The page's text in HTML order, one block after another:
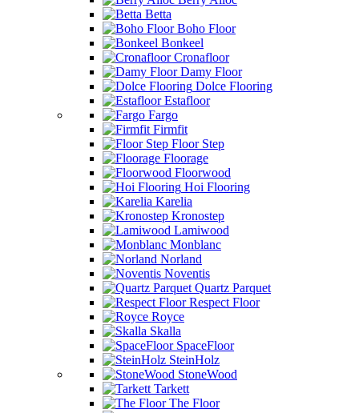
Betta
Boho Floor
Bonkeel
Cronafloor
Damy Floor
Dolce Flooring
Estafloor
Fargo
Firmfit
Floor Step
Floorage
Floorwood
Hoi Flooring
Karelia
Kronostep
Lamiwood
Monblanc
Norland
Noventis
Quartz Parquet
Respect Floor
Royce
Skalla
SpaceFloor
SteinHolz
StoneWood
Tarkett
The Floor